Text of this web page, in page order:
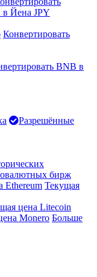
в Йена JPY
Конвертировать
BNB в
Разрешённые
бирж
Ethereum Текущая
цена Litecoin
Monero Больше